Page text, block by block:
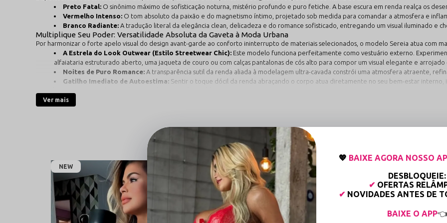
Preto Fatal: O sinônimo máximo de sofisticação noturna, mistério profundo e puro fetiche. A base escura em renda realça os
Vermelho Intenso: O tom absoluto da paixão e do magnetismo íntimo, projetado sob medida para comandar a atmosfera e
Branco Radiante: A tradução literal da elegância clean, delicadeza e do romance sofisticado, entregando um visual iluminado e
Multiplique Seu Poder: Versatilidade Absoluta da Gaveta à Moda Urbana
Por harmonizar o forte apelo visual do design avant-garde ao conforto ininterrupto de materiais selecionados, o modelo Sereia atua com
A Estrela do Look Outwear (Estilo Streetwear Chic): Este modelo funciona perfeitamente como vestuário externo.
alfaiataria estruturado aberto, uma jaqueta de couro ou com calças pantalonas de cós alto para compor um visual elegante e arrojado
Noites de Puro Romance: A transparência sutil da renda aliada à modelagem ultra-cavada constrói uma atmosfera atraente,
Gatilho Imediato de Autoestima: Sentir o toque dócil da renda abraçando o corpo atua diretamente no seu bem-estar interno,
Esqueça aquela velha impressão de que lingeries rendadas ou peças inteiras cavadas apertam, pinicam ou perdem a pressão elástica após
confeccionado através de uma fusão técnica de 90% poliamida e 10% elastano de alta resiliência molecular, entregando a textura
formato original, blindando as costuras industriais contra o esgarçamento precoce.
Principais Diferenciais Desse Body de Luxo no Closet
Design Sem Regulagem Prático:
Alças e gola estruturadas em linhas limpas e contínuas, livres de passadores metálicos ou
Renda de Alta Densidade:
Trama nobre com filamentos suavizados que interagem de forma extremamente gentil com o corpo,
Fechamento Inferior Anatômico:
Trava de encaixe suave e plano na zona entrepernas, simplificando o vestir e eliminando
Pigmentação Pro de Alta Solidez:
Processo profundo que fixa o corante diretamente no núcleo das fibras sintéticas, mantendo
desbotamento.
A Excelência e o Legado da Sensualle
Nós sabemos que a primeira camada que veste o seu corpo tem o poder de ditar o ritmo do seu dia e inflamar a sua segurança interna.
confecção de moda íntima premium, cada detalhe de nossa produção é submetido a minuciosas auditorias técnicas. Desde o reforço
Ver mais
COMPRE JUNTO
NEW
💖 BAIXE AGORA NOSSO
DESBLOQUEIE:
✔ OFERTAS
✔ NOVIDADES ANTES DE
BAIXE O APP👈